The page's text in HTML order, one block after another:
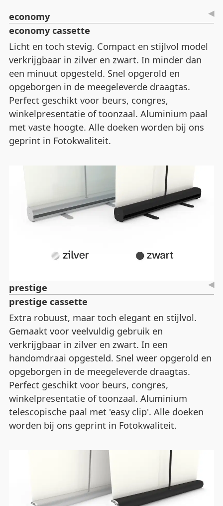
economy
economy cassette
Licht en toch stevig. Compact en stijlvol model
verkrijgbaar in zilver en zwart. In minder dan
een minuut opgesteld. Snel opgerold en
opgeborgen in de meegeleverde draagtas.
Perfect geschikt voor beurs, congres,
winkelpresentatie of toonzaal. Aluminium paal
met vaste hoogte. Alle doeken worden bij ons
geprint in Fotokwaliteit.
prestige
prestige cassette
Extra robuust, maar toch elegant en stijlvol.
Gemaakt voor veelvuldig gebruik en
verkrijgbaar in zilver en zwart. In een
handomdraai opgesteld. Snel weer opgerold en
opgeborgen in de meegeleverde draagtas.
Perfect geschikt voor beurs, congres,
winkelpresentatie of toonzaal. Aluminium
telescopische paal met 'easy clip'. Alle doeken
worden bij ons geprint in Fotokwaliteit.